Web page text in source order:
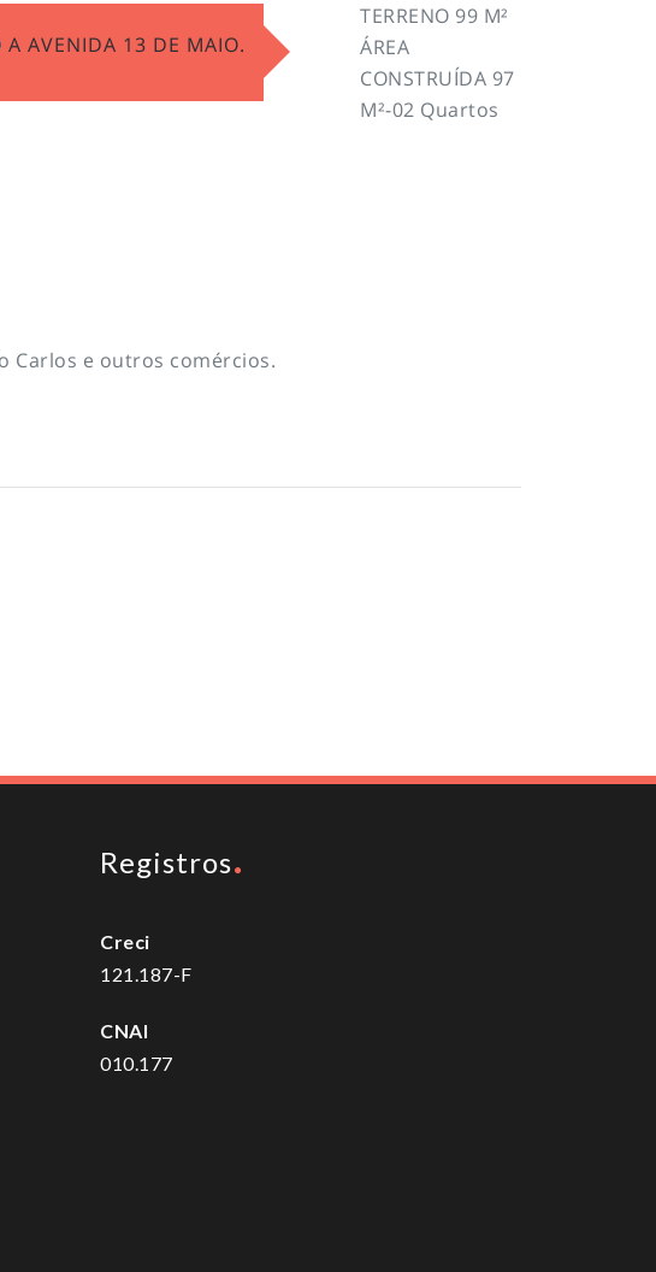
A AVENIDA 13 DE MAIO.
TERRENO 99 M²
ÁREA
CONSTRUÍDA 97
M²-02 Quartos
Carlos e outros comércios.
Registros
Creci
121.187-F
CNAI
010.177